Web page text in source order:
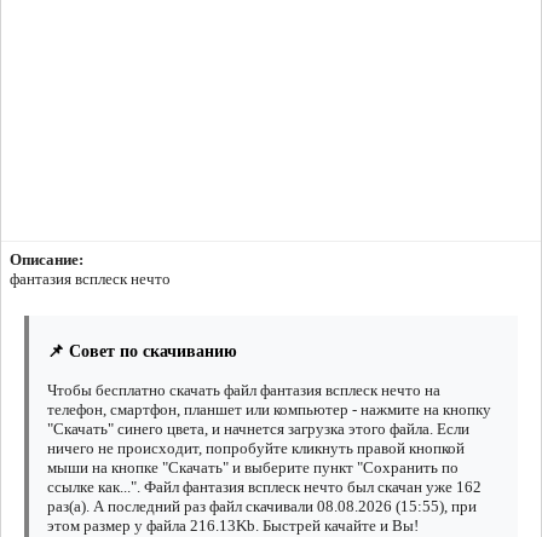
Описание:
фантазия всплеск нечто
📌 Совет по скачиванию
Чтобы бесплатно скачать файл фантазия всплеск нечто на
телефон, смартфон, планшет или компьютер - нажмите на кнопку
"Скачать" синего цвета, и начнется загрузка этого файла. Если
ничего не происходит, попробуйте кликнуть правой кнопкой
мыши на кнопке "Скачать" и выберите пункт "Сохранить по
ссылке как...". Файл фантазия всплеск нечто был скачан уже 162
раз(а). А последний раз файл скачивали 08.08.2026 (15:55), при
этом размер у файла 216.13Kb. Быстрей качайте и Вы!